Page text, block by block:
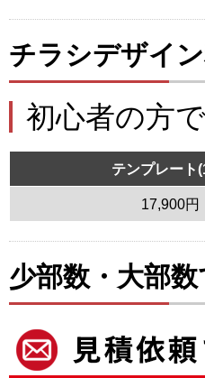
チラシデザイ
初心者の方
テンプレート
17,900円
少部数・大部